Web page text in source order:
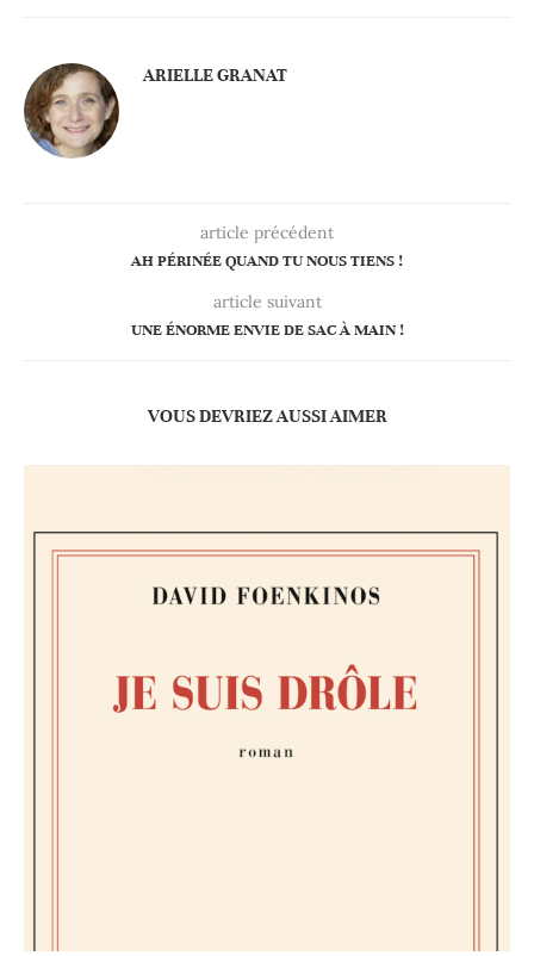
ARIELLE GRANAT
article précédent
AH PÉRINÉE QUAND TU NOUS TIENS !
article suivant
UNE ÉNORME ENVIE DE SAC À MAIN !
VOUS DEVRIEZ AUSSI AIMER